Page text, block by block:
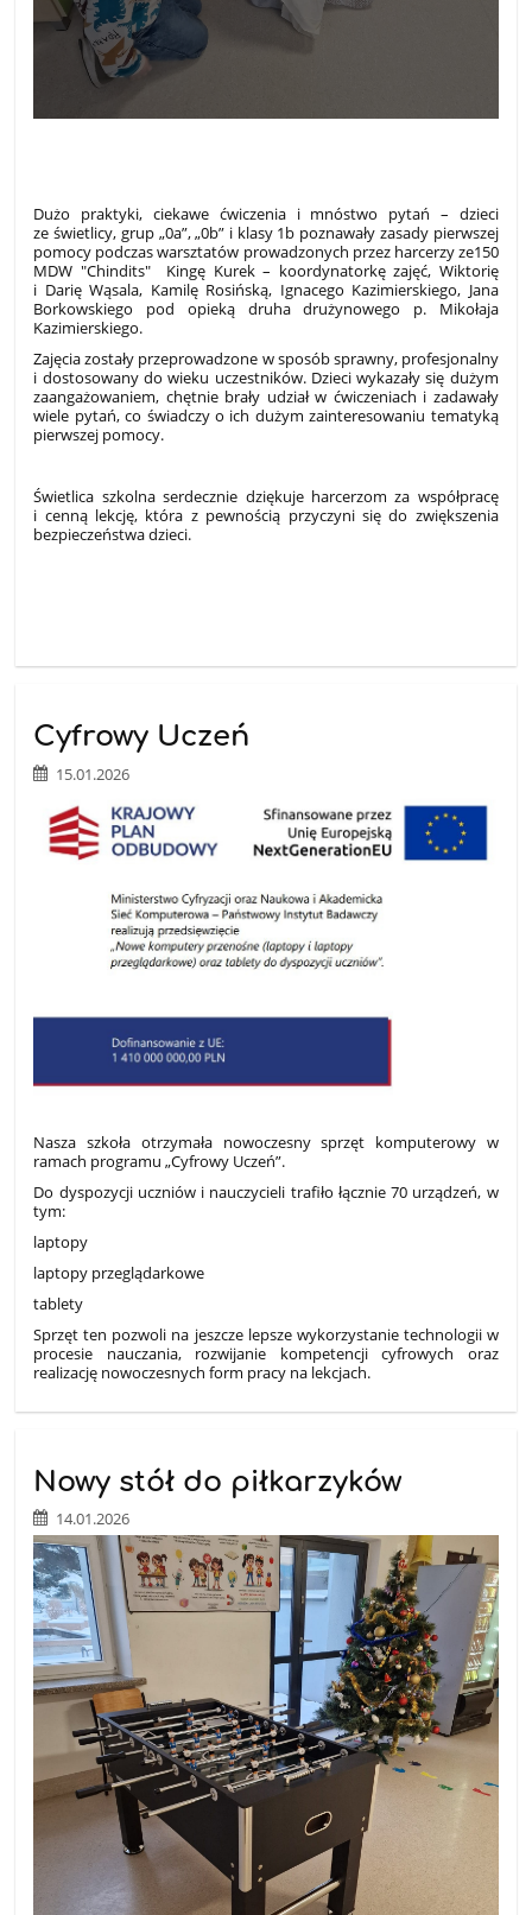
Dużo praktyki, ciekawe ćwiczenia i mnóstwo pytań – dzieci
ze świetlicy, grup „0a”, „0b” i klasy 1b poznawały zasady pierwszej
pomocy podczas warsztatów prowadzonych przez harcerzy ze150
MDW "Chindits" Kingę Kurek – koordynatorkę zajęć, Wiktorię
i Darię Wąsala, Kamilę Rosińską, Ignacego Kazimierskiego, Jana
Borkowskiego pod opieką druha drużynowego p. Mikołaja
Kazimierskiego.
Zajęcia zostały przeprowadzone w sposób sprawny, profesjonalny
i dostosowany do wieku uczestników. Dzieci wykazały się dużym
zaangażowaniem, chętnie brały udział w ćwiczeniach i zadawały
wiele pytań, co świadczy o ich dużym zainteresowaniu tematyką
pierwszej pomocy.
Świetlica szkolna serdecznie dziękuje harcerzom za współpracę
i cenną lekcję, która z pewnością przyczyni się do zwiększenia
bezpieczeństwa dzieci.
Cyfrowy Uczeń
15.01.2026
Nasza szkoła otrzymała nowoczesny sprzęt komputerowy w
ramach programu „Cyfrowy Uczeń”.
Do dyspozycji uczniów i nauczycieli trafiło łącznie 70 urządzeń, w
tym:
laptopy
laptopy przeglądarkowe
tablety
Sprzęt ten pozwoli na jeszcze lepsze wykorzystanie technologii w
procesie nauczania, rozwijanie kompetencji cyfrowych oraz
realizację nowoczesnych form pracy na lekcjach.
Nowy stół do piłkarzyków
14.01.2026